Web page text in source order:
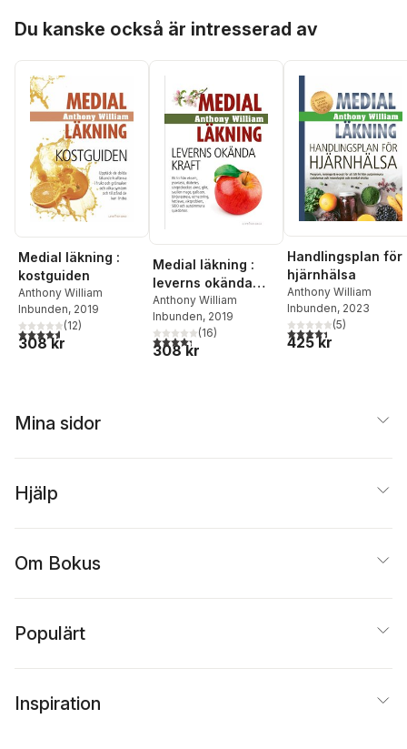
Du kanske också är intresserad av
Medial läkning :
kostguiden
Anthony William
Inbunden, 2019
4,6utav 5 stjärnor. Totalt antal röster:
(12)
308 kr
Medial läkning :
leverns okända
kraft
Anthony William
Inbunden, 2019
4,3utav 5 stjärnor. Totalt antal röster:
(16)
308 kr
Handlingsplan för
hjärnhälsa
Anthony William
Inbunden, 2023
4,4utav 5 stjärnor.
(5)
425 kr
Mina sidor
Hjälp
Om Bokus
Populärt
Inspiration